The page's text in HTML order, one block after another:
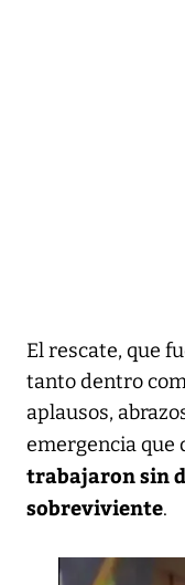
El rescate, que
tanto dentro
aplausos,
emergencia que
trabajaron sin
sobreviviente.